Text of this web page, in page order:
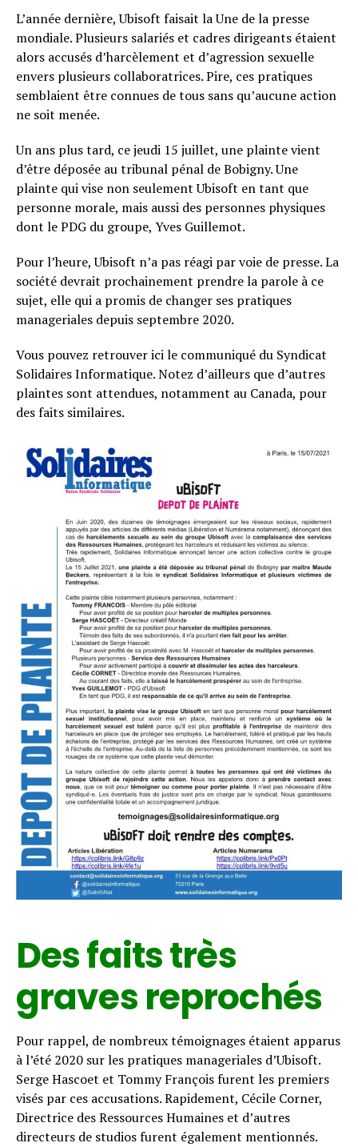
L’année dernière, Ubisoft faisait la Une de la presse
mondiale. Plusieurs salariés et cadres dirigeants étaient
alors accusés d’harcèlement et d’agression sexuelle
envers plusieurs collaboratrices. Pire, ces pratiques
semblaient être connues de tous sans qu’aucune action
ne soit menée.
Un ans plus tard, ce jeudi 15 juillet, une plainte vient
d’être déposée au tribunal pénal de Bobigny. Une
plainte qui vise non seulement Ubisoft en tant que
personne morale, mais aussi des personnes physiques
dont le PDG du groupe, Yves Guillemot.
Pour l’heure, Ubisoft n’a pas réagi par voie de presse. La
société devrait prochainement prendre la parole à ce
sujet, elle qui a promis de changer ses pratiques
manageriales depuis septembre 2020.
Vous pouvez retrouver ici le communiqué du Syndicat
Solidaires Informatique. Notez d’ailleurs que d’autres
plaintes sont attendues, notamment au Canada, pour
des faits similaires.
Des faits très
graves reprochés
Pour rappel, de nombreux témoignages étaient apparus
à l’été 2020 sur les pratiques manageriales d’Ubisoft.
Serge Hascoet et Tommy François furent les premiers
visés par ces accusations. Rapidement, Cécile Corner,
Directrice des Ressources Humaines et d’autres
directeurs de studios furent également mentionnés.
Flipboard
Reddit
Pinterest
Whatsapp
Email